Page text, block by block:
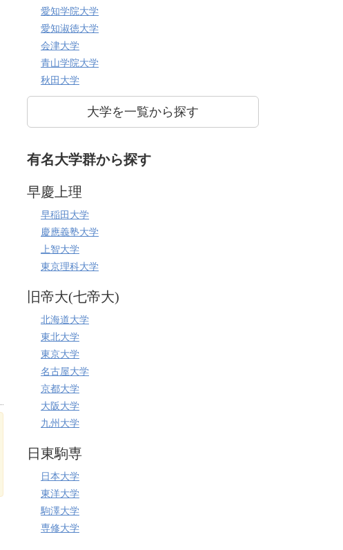
愛知学院大学
愛知淑徳大学
会津大学
青山学院大学
秋田大学
大学を一覧から探す
有名大学群から探す
早慶上理
早稲田大学
慶應義塾大学
上智大学
東京理科大学
旧帝大(七帝大)
北海道大学
東北大学
東京大学
名古屋大学
京都大学
大阪大学
九州大学
日東駒専
日本大学
東洋大学
駒澤大学
専修大学